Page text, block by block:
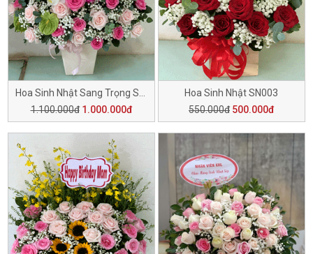
Hoa Sinh Nhật Sang Trọng SN006
1.100.000đ 1.000.000đ
Hoa Sinh Nhật SN003
550.000đ 500.000đ